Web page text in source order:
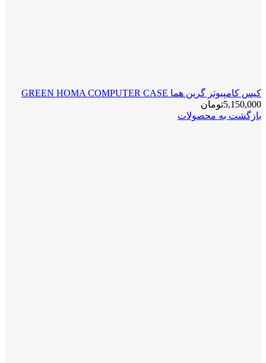
کیس کامپیوتر گرین هما GREEN HOMA COMPUTER CASE
5,150,000تومان
بازگشت به محصولات